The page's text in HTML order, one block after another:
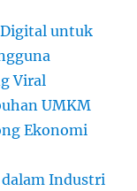
untuk
Viral
UMKM
Ekonomi
dalam Industri